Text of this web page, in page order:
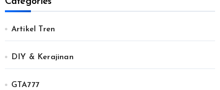
Artikel Tren
DIY & Kerajinan
GTA777